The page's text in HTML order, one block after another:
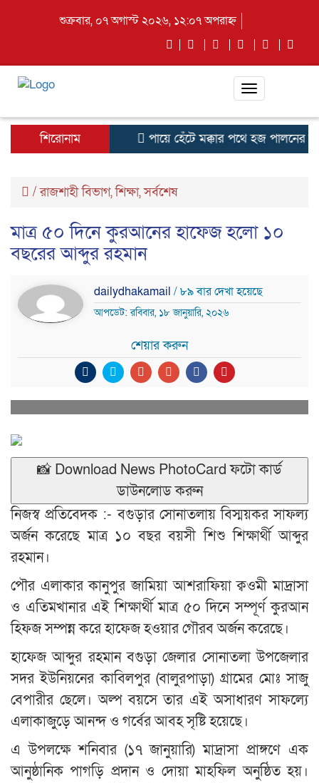
শুক্রবার, ০৭ অগাস্ট ২০২৬, ১২:০৭ অপরাহ্ন
Toggle
শিরোনাম
পায়ে হেঁটে মক্কার পথে হজ পালনের
/রাজশাহী বিভাগ,শিক্ষা,সর্বশেষ
মাত্র ৫০ দিনে কুরআনের হাফেজ হলো ১০
বছরের আব্দুর রহমান
dailydhakamail / ৮৯ বার দেখা হয়েছে
আপডেট: রবিবার, ১৮ জানুয়ারি, ২০২৬
শেয়ার করুন
📸 Download News PhotoCard ফটো কার্ড
ডাউনলোড করুন
নিজস্ব প্রতিবেদক :- বগুড়ার সোনাতলায় বিস্ময়কর সাফল্য
অর্জন করেছে মাত্র ১০ বছর বয়সী শিশু শিক্ষার্থী আব্দুর
রহমান।
পৌর এলাকার কানুপুর জামিয়া আশরাফিয়া ক্বওমী মাদ্রাসা
ও এতিমখানার এই শিক্ষার্থী মাত্র ৫০ দিনে সম্পূর্ণ কুরআন
হিফজ সম্পন্ন করে হাফেজ হওয়ার গৌরব অর্জন করেছে।
হাফেজ আব্দুর রহমান বগুড়া জেলার সোনাতলা উপজেলার
সদর ইউনিয়নের কাবিলপুর (বালুরপাড়া) গ্রামের মোঃ সাজু
বেপারীর ছেলে। অল্প বয়সে তার এই অসাধারণ সাফল্যে
এলাকাজুড়ে আনন্দ ও গর্বের আবহ সৃষ্টি হয়েছে।
এ উপলক্ষে শনিবার (১৭ জানুয়ারি) মাদ্রাসা প্রাঙ্গণে এক
আনুষ্ঠানিক পাগড়ি প্রদান ও দোয়া মাহফিল অনুষ্ঠিত হয়।